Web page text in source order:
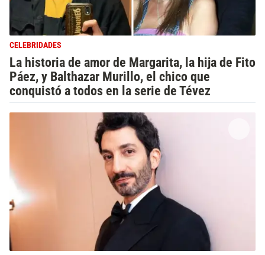
CELEBRIDADES
La historia de amor de Margarita, la hija de Fito
Páez, y Balthazar Murillo, el chico que
conquistó a todos en la serie de Tévez